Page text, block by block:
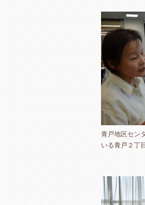
青戸地区セン
いる青戸２丁